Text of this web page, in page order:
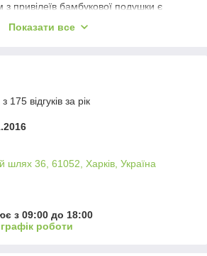
привілеїв бамбукової подушки є
людини і не потребують ніяких
бамбукове волокно, де немає
і цвілі.
Показати все
175 відгуків за рік
шлях 36, 61052, Харків, Україна
з 09:00 до 18:00
роботи